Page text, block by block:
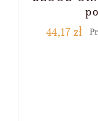
44,17 zł